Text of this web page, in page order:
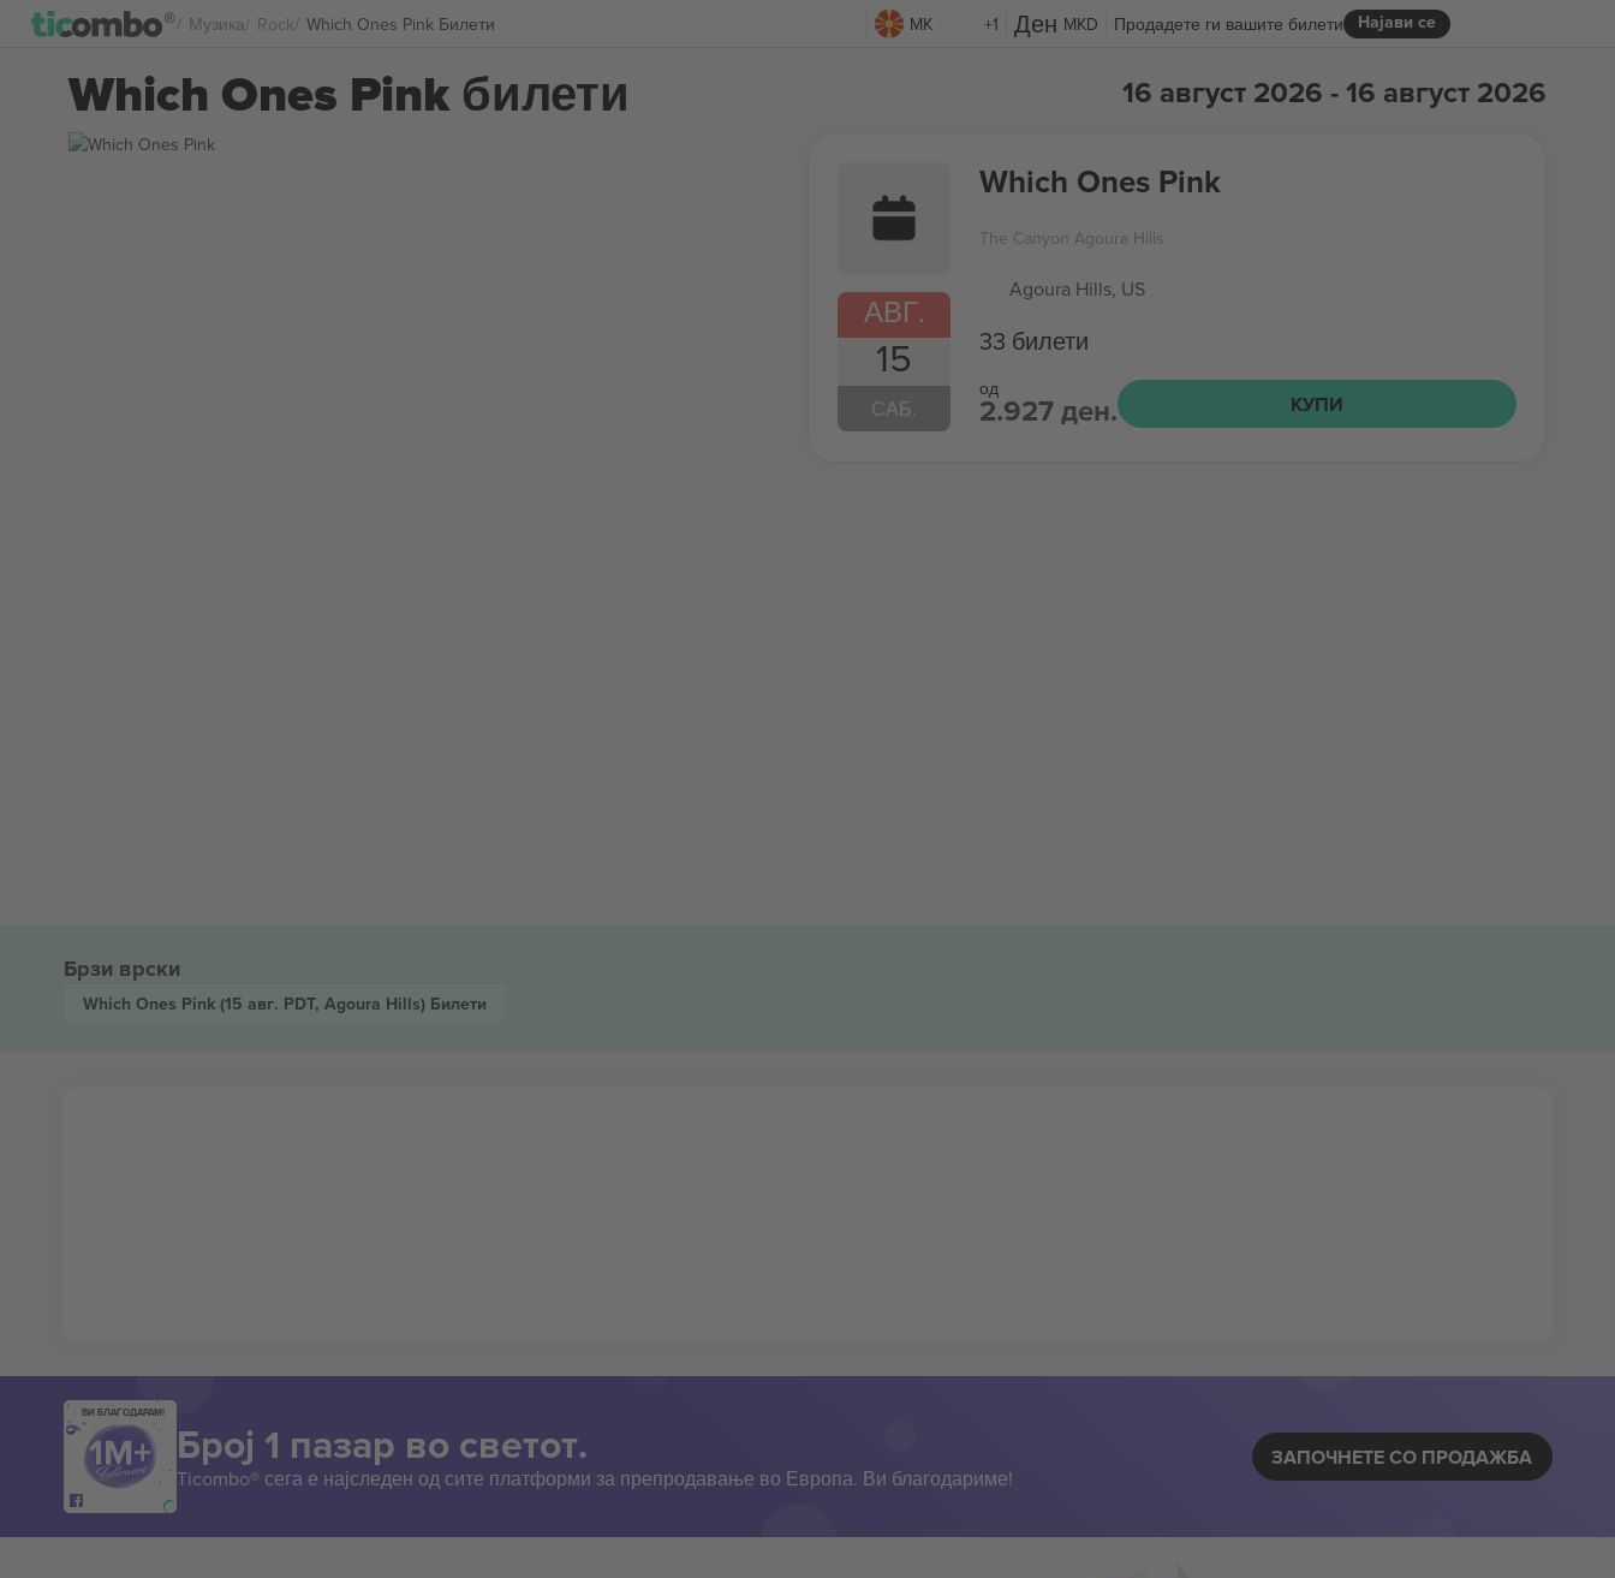
Музика Rock Which Ones Pink Билети MK +1 MKD Најави се
Продадете ги вашите билети
Which Ones Pink билети 16 август 2026 - 16 август 2026
АВГ.
15
САБ.
Which Ones Pink
The Canyon Agoura Hills
Agoura Hills, US
33 билети
од
2.927 ден. КУПИ
Брзи врски
Which Ones Pink (15 авг. PDT, Agoura Hills) Билети
ВИ БЛАГОДАРАМ!
Број 1 пазар во светот.
Ticombo® сега е најследен од сите платформи за препродавање во Европа. Ви благодариме!
ЗАПОЧНЕТЕ СО ПРОДАЖБА